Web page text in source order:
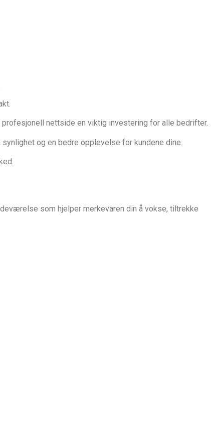
nettside en viktig investering for alle bedrifter.
og en bedre opplevelse for kundene dine.
som hjelper merkevaren din å vokse, tiltrekke